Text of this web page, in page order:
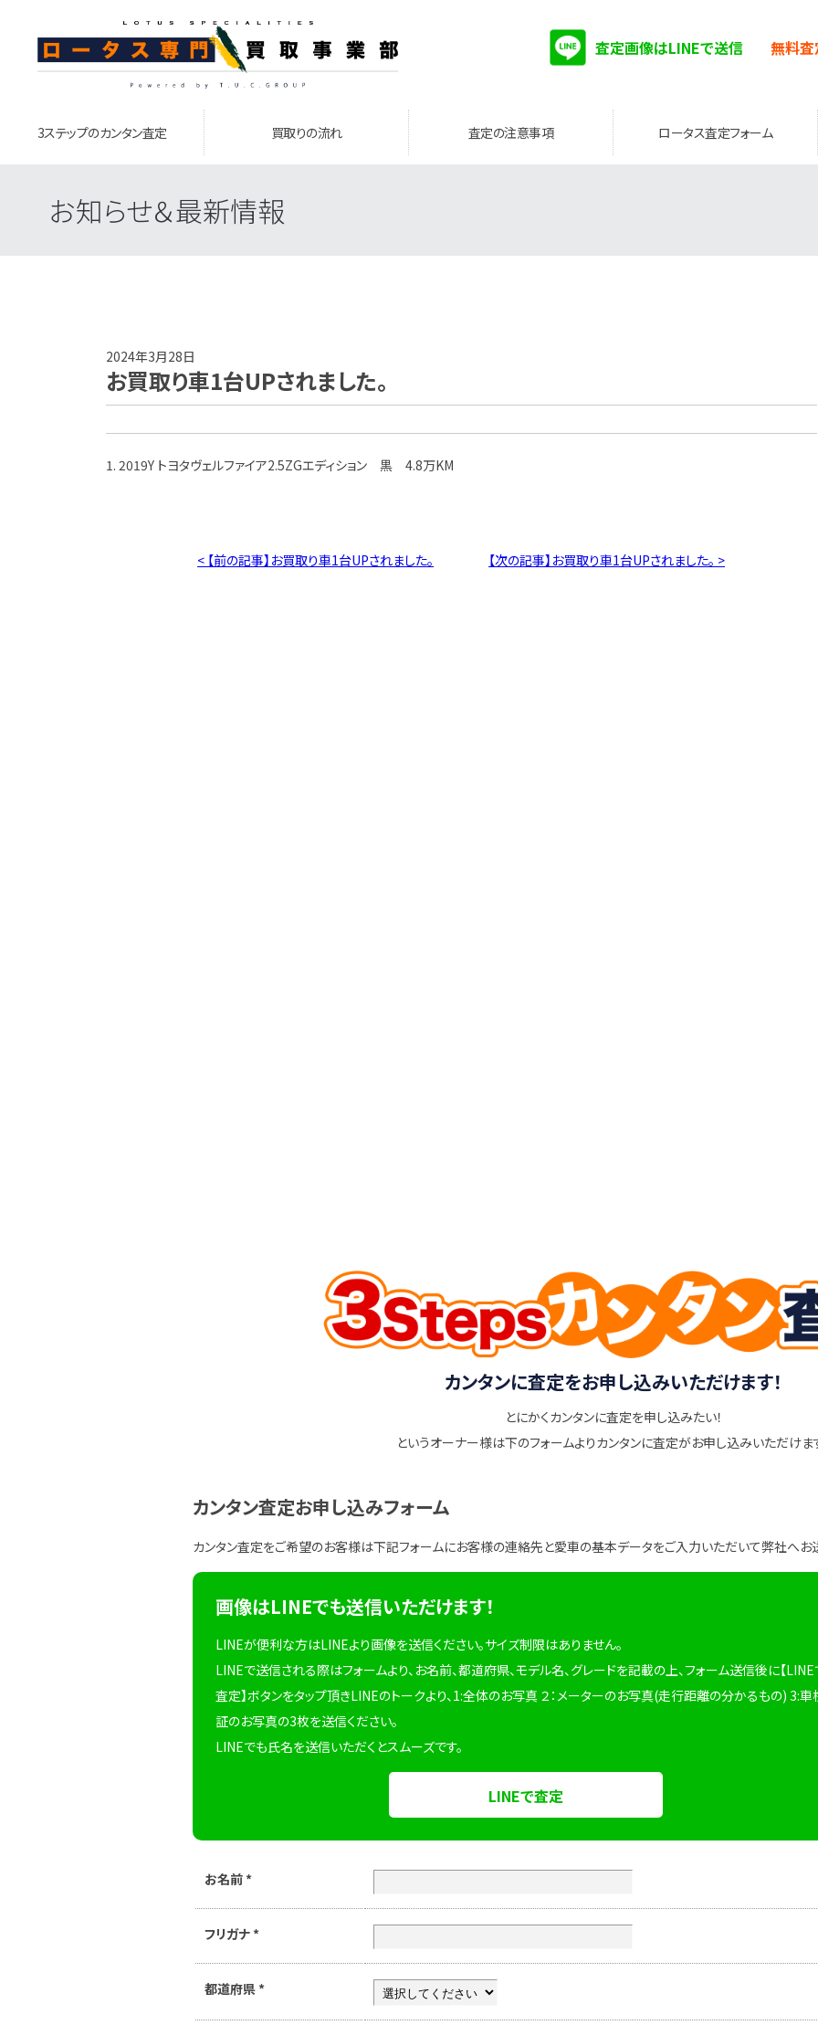
査定画像はLINEで送信 無料査
3ステップのカンタン査定 買取りの流れ 査定の注意事項 ロータス査定フォーム
お知らせ＆最新情報
2024年3月28日
お買取り車1台UPされました。
1. 2019Y トヨタヴェルファイア2.5ZGエディション 黒 4.8万KM
< 【前の記事】お買取り車1台UPされました。 【次の記事】お買取り車1台UPされました。 >
カンタンに査定をお申し込みいただけます！
とにかくカンタンに査定を申し込みたい！
というオーナー様は下のフォームよりカンタンに査定がお申し込みいただけま
カンタン査定お申し込みフォーム
カンタン査定をご希望のお客様は下記フォームにお客様の連絡先と愛車の基本データをご入力いただいて弊社へお
画像はLINEでも送信いただけます！
LINEが便利な方はLINEより画像を送信ください。サイズ制限はありません。
LINEで送信される際はフォームより、お名前、都道府県、モデル名、グレードを記載の上、フォーム送信後に【LINE
査定】ボタンをタップ頂きLINEのトークより、1:全体のお写真 ２：メーターのお写真(走行距離の分かるもの) 3:車
証のお写真の3枚を送信ください。
LINEでも氏名を送信いただくとスムーズです。
LINEで査定
お名前 *
フリガナ *
都道府県 *